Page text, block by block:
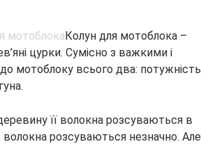
Колун для мотоблока –
цурки. Сумісно з важкими і
мотоблоку всього два: потужність
її волокна розсуваються в
розсуваються незначно. Але